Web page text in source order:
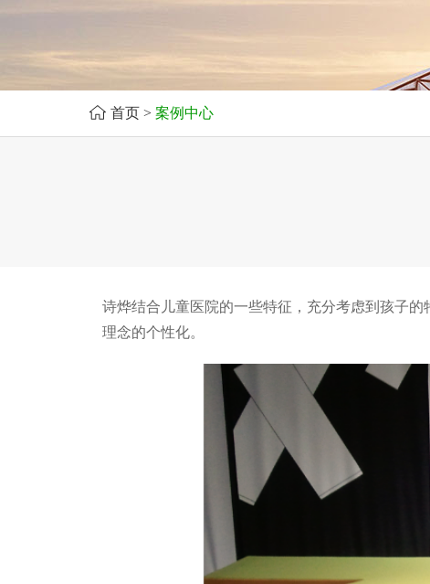
首页 > 案例中心
诗烨结合儿童医院的一些特征，充分考虑到孩子
理念的个性化。